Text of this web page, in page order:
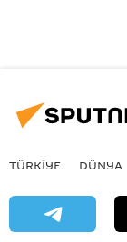
TÜRKIYE DÜNYA